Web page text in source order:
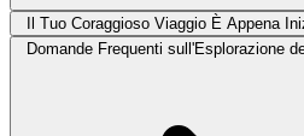
Il Tuo Coraggioso Viaggio È Appena
Domande Frequenti sull'Esplorazione